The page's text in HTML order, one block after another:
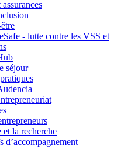
- lutte contre les VSS et
séjour
la recherche
d’accompagnement